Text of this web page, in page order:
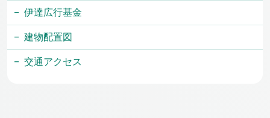
伊達広行基金
建物配置図
交通アクセス